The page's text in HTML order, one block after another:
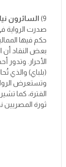
9) السائرون
حكم فيها
بعض النقاد أن
الأحرار. وتدور
(بلباي) والذي
وتستعرض
الفترة، كما
ثورة المصريين